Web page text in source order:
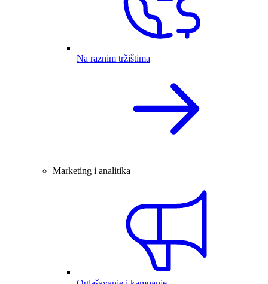
Na raznim tržištima
Marketing i analitika